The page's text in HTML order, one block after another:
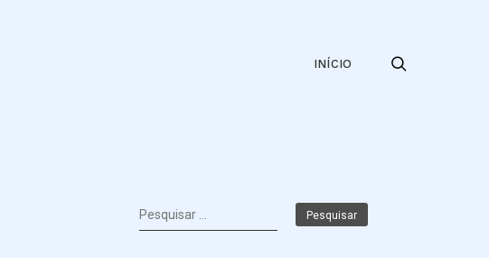
INÍCIO
Pesquisar
por: